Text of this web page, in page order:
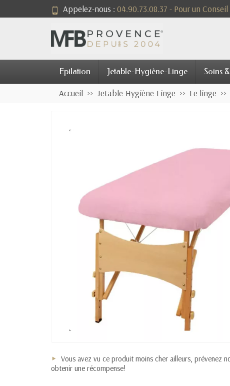
Appelez-nous : 04.90.73.08.37 - Pour un
Epilation Jetable-Hygiène-Linge Soins
Accueil Jetable-Hygiène-Linge Le linge
Vous avez vu ce produit moins cher ailleurs, prévenez
obtenir une récompense!